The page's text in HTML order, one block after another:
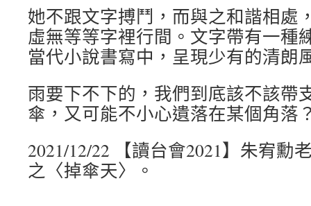
她不跟文字搏鬥，而與之和諧相處
虛無等等字裡行間。文字帶有一種
當代小說書寫中，呈現少有的清朗
雨要下不下的，我們到底該不該帶
傘，又可能不小心遺落在某個角落
2021/12/22 【讀台會2021】朱宥勳
之〈掉傘天〉。